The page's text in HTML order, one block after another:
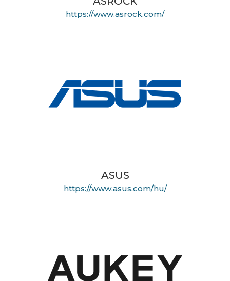
https://www.asrock.com/
ASUS
https://www.asus.com/hu/